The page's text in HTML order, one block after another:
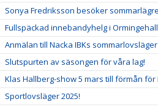
Sonya Fredriksson besöker
Fullspäckad innebandyhelg i
Anmälan till Nacka IBKs sommarlovsläger
Slutspurten av säsongen för våra lag!
Klas Hallberg-show 5 mars till förmån för
Sportlovsläger 2025!